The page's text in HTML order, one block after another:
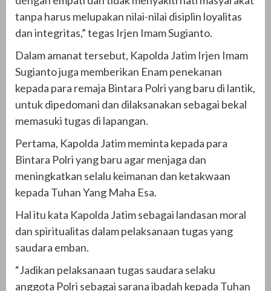
tanpa harus melupakan nilai-nilai disiplin loyalitas
dan integritas,” tegas Irjen Imam Sugianto.
Dalam amanat tersebut, Kapolda Jatim Irjen Imam
Sugianto juga memberikan Enam penekanan
kepada para remaja Bintara Polri yang baru di lantik,
untuk dipedomani dan dilaksanakan sebagai bekal
memasuki tugas di lapangan.
Pertama, Kapolda Jatim meminta kepada para
Bintara Polri yang baru agar menjaga dan
meningkatkan selalu keimanan dan ketakwaan
kepada Tuhan Yang Maha Esa.
Hal itu kata Kapolda Jatim sebagai landasan moral
dan spiritualitas dalam pelaksanaan tugas yang
saudara emban.
“Jadikan pelaksanaan tugas saudara selaku
anggota Polri sebagai sarana ibadah kepada Tuhan